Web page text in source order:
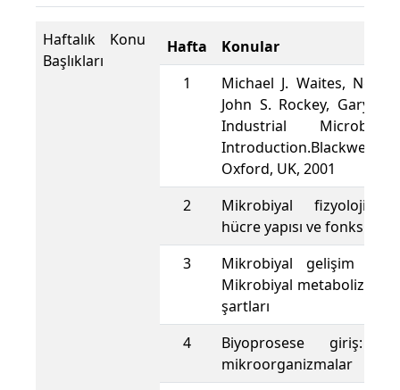
Haftalık Konu
Başlıkları
Hafta
Konular
1
Michael J. Waites, Neil
John S. Rockey, Gary
Industrial
Introduction.Blackwell
Oxford, UK, 2001
2
Mikrobiyal fizyoloji,
hücre yapısı ve
3
Mikrobiyal gelişim ve
Mikrobiyal metabolizma
şartları
4
Biyoprosese giriş:
mikroorganizmalar